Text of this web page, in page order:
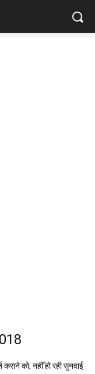
को, नहीँ हो रही सुनवाई